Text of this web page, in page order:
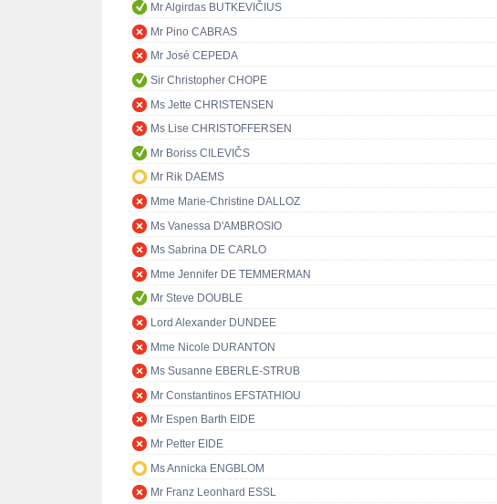
Mr Algirdas BUTKEVIČIUS
Mr Pino CABRAS
Mr José CEPEDA
Sir Christopher CHOPE
Ms Jette CHRISTENSEN
Ms Lise CHRISTOFFERSEN
Mr Boriss CILEVIČS
Mr Rik DAEMS
Mme Marie-Christine DALLOZ
Ms Vanessa D'AMBROSIO
Ms Sabrina DE CARLO
Mme Jennifer DE TEMMERMAN
Mr Steve DOUBLE
Lord Alexander DUNDEE
Mme Nicole DURANTON
Ms Susanne EBERLE-STRUB
Mr Constantinos EFSTATHIOU
Mr Espen Barth EIDE
Mr Petter EIDE
Ms Annicka ENGBLOM
Mr Franz Leonhard ESSL